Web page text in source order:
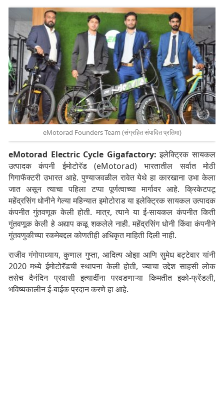
eMotorad Founders Team (संग्रहित संपादित प्रतिमा)
eMotorad Electric Cycle Gigafactory: इलेक्ट्रिक सायकल
उत्पादक कंपनी ईमोटोरॅड (eMotorad) भारतातील सर्वात मोठी
गिगाफॅक्टरी उभारत आहे. पुण्याजवळील रावेत येथे हा कारखाना उभा केला
जात असून त्याचा पहिला टप्पा पूर्णत्वाच्या मार्गावर आहे. क्रिकेटपटू
महेंद्रसिंग धोनीने गेल्या महिन्यात इमोटोराड या इलेक्ट्रिक सायकल उत्पादक
कंपनीत गुंतवणूक केली होती. मात्र, त्याने या ई-सायकल कंपनीत किती
गुंतवणूक केली हे अद्याप कळू शकलेले नाही. महेंद्रसिंग धोनी किंवा कंपनीने
गुंतवणुकीच्या रकमेबद्दल कोणतीही अधिकृत माहिती दिली नाही.
राजीव गंगोपाध्याय, कुणाल गुप्ता, आदित्य ओझा आणि सुमेध बट्टेवार यांनी
2020 मध्ये ईमोटोरॅडची स्थापना केली होती, ज्याचा उद्देश साहसी लोक
तसेच दैनंदिन प्रवासी इत्यादींना परवडणाऱ्या किमतीत इको-फ्रेंडली,
भविष्यकालीन ई-बाईक प्रदान करणे हा आहे.